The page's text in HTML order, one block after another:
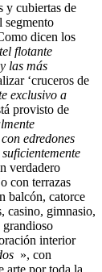
y cubiertas de
segmento
dicen los
flotante
las más
‘cruceros de
exclusivo a
provisto de
edredones
verdadero
con terrazas
balcón, catorce
casino, gimnasio,
grandioso
interior
», con
arte por toda la